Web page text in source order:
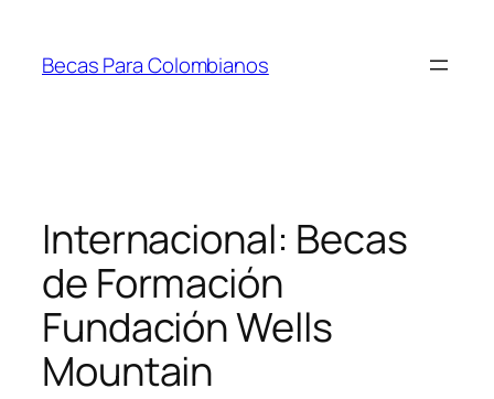
contenido
Becas Para Colombianos
Internacional: Becas
de Formación
Fundación Wells
Mountain